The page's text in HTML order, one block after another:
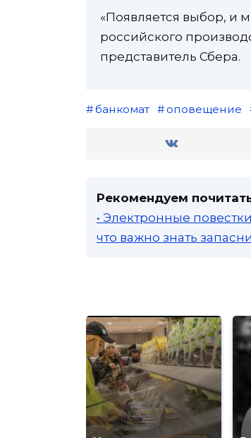
«Появляется выбор, и
российского
представитель Сбера.
банкомат оповещение
Рекомендуем
• Электронные
что важно знать